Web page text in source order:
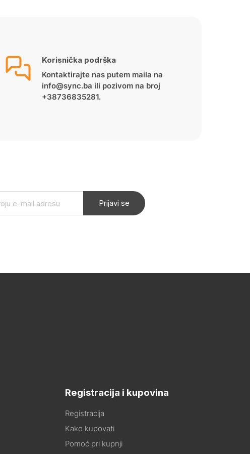
Korisnička podrška
Kontaktirajte nas putem maila na
info@sync.ba ili pozivom na broj
+38736835281.
Prijavi se
Registracija i kupovina
Registracija
Kako kupovati
Pomoć pri kupnji